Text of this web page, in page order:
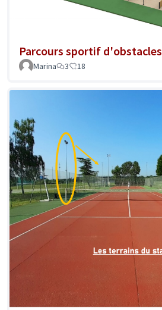
Parcours sportif d'obstacles
Marina
3 18